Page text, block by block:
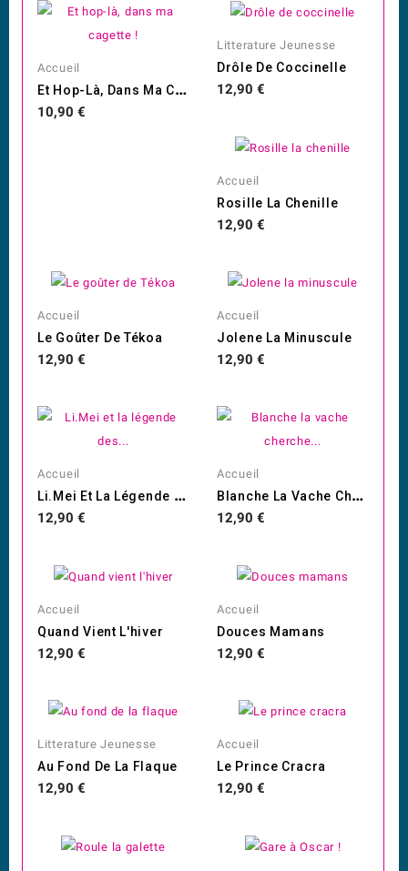
Accueil
E
T Hop-Là, Dans Ma Cagette !
Prix
10,90 €
Litterature Jeunesse
Drôle De Coccinelle
Prix
12,90 €
Accueil
Rosille La Chenille
Prix
12,90 €
Accueil
Le Goûter De Tékoa
Prix
12,90 €
Accueil
Jolene La Minuscule
Prix
12,90 €
Accueil
L
I.Mei Et La Légende Des...
Prix
12,90 €
Accueil
B
Lanche La Vache Cherche...
Prix
12,90 €
Accueil
Quand Vient L'hiver
Prix
12,90 €
Accueil
Douces Mamans
Prix
12,90 €
Litterature Jeunesse
Au Fond De La Flaque
Prix
12,90 €
Accueil
Le Prince Cracra
Prix
12,90 €